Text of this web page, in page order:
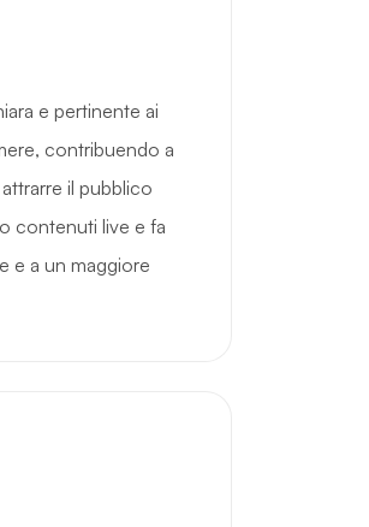
e pertinente ai
contribuendo a
il pubblico
contenuti live e fa
e a un maggiore